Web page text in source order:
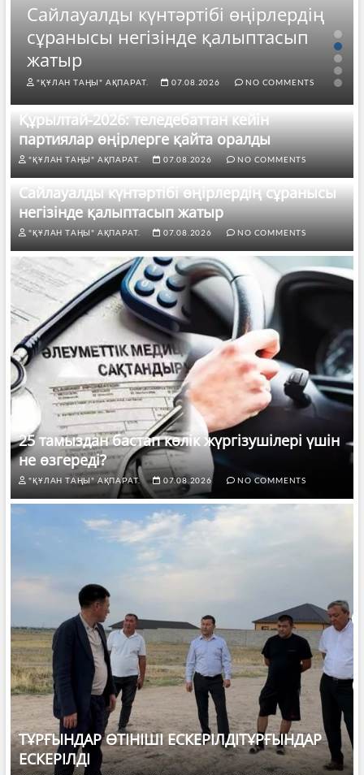
Сайлауалды күнтәртібі өңірлердің
сұранысы негізінде қалыптасып
жатыр
"ҚҰЛАН ТАҢЫ" АҚПАРАТ. 07.08.2026 NO COMMENTS
Құрылтай-2026: теледебаттан кейін
партиялар өңірлерге қайта оралды
"ҚҰЛАН ТАҢЫ" АҚПАРАТ. 07.08.2026 NO COMMENTS
Сайлауалды күнтәртібі өңірлердің сұранысы
негізінде қалыптасып жатыр
"ҚҰЛАН ТАҢЫ" АҚПАРАТ. 07.08.2026 NO COMMENTS
25 тамыздан бастап көлік жүргізушілері үшін
не өзгереді?
"ҚҰЛАН ТАҢЫ" АҚПАРАТ. 07.08.2026 NO COMMENTS
ТҰРҒЫНДАР ӨТІНІШІ ЕСКЕРІЛДІТҰРҒЫНДАР
ЕСКЕРІЛДІ